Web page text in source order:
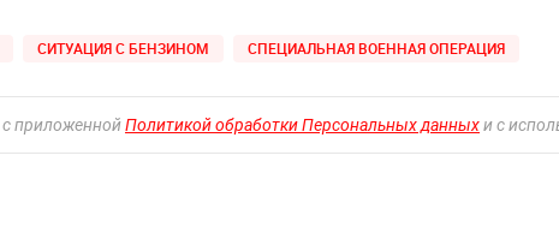
СИТУАЦИЯ С БЕНЗИНОМ СПЕЦИАЛЬНАЯ ВОЕННАЯ ОПЕРАЦИЯ
приложеннойПолитикой обработки Персональных данныхи с